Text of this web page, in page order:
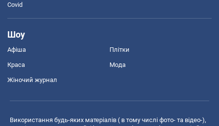
Covid
Шоу
Афіша Плітки
Краса Мода
Жіночий журнал
Використання будь-яких матеріалів ( в тому числі фото- та відео-),